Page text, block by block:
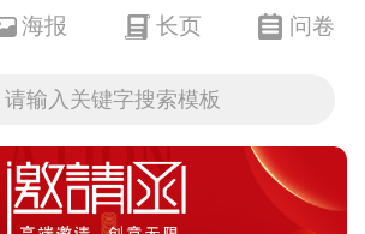
海报 长页 问卷
请输入关键字搜索模板